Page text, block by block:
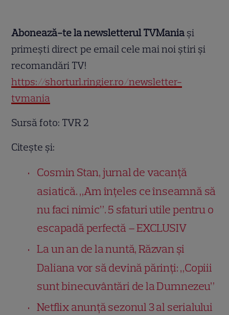
Abonează-te la newsletterul TVMania și
primești direct pe email cele mai noi știri și
recomandări TV!
https://shorturl.ringier.ro/newsletter-
tvmania
Sursă foto: TVR 2
Citește și:
Cosmin Stan, jurnal de vacanță
asiatică. „Am înțeles ce înseamnă să
nu faci nimic”. 5 sfaturi utile pentru o
escapadă perfectă – EXCLUSIV
La un an de la nuntă, Răzvan și
Daliana vor să devină părinți: „Copiii
sunt binecuvântări de la Dumnezeu”
Netflix anunță sezonul 3 al serialului